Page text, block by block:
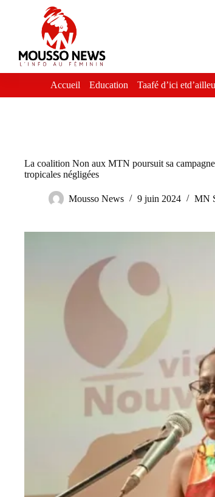
Accueil Education Taafé d’ici
La coalition Non aux MTN poursuit sa
tropicales négligées
Mousso News 9 juin 2024 MN